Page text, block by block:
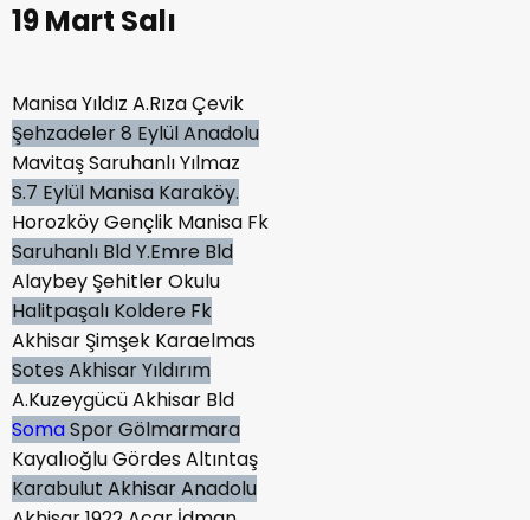
19 Mart Salı
Manisa Yıldız A.Rıza Çevik
Şehzadeler 8 Eylül Anadolu
Mavitaş Saruhanlı Yılmaz
S.7 Eylül Manisa Karaköy.
Horozköy Gençlik Manisa Fk
Saruhanlı Bld Y.Emre Bld
Alaybey Şehitler Okulu
Halitpaşalı Koldere Fk
Akhisar Şimşek Karaelmas
Sotes Akhisar Yıldırım
A.Kuzeygücü Akhisar Bld
SomaSpor Gölmarmara
Kayalıoğlu Gördes Altıntaş
Karabulut Akhisar Anadolu